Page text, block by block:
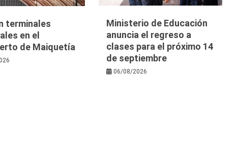
terminales
en el
de Maiquetía
Ministerio de Educación
anuncia el regreso a
clases para el próximo 14
de septiembre
06/08/2026